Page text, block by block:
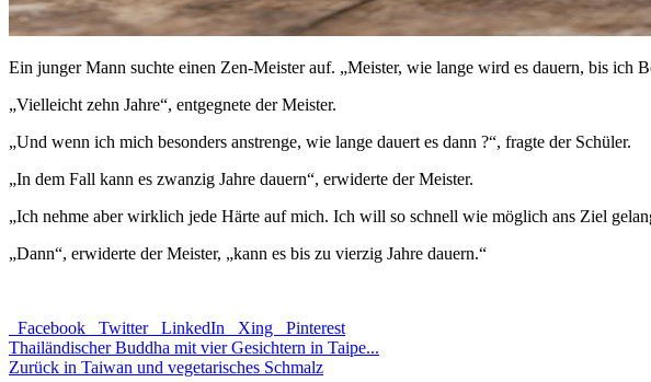
Ein junger Mann suchte einen Zen-Meister auf. „Meister, wie lange wird es dauern, bis ich
„Vielleicht zehn Jahre“, entgegnete der Meister.
„Und wenn ich mich besonders anstrenge, wie lange dauert es dann ?“, fragte der Schüler.
„In dem Fall kann es zwanzig Jahre dauern“, erwiderte der Meister.
„Ich nehme aber wirklich jede Härte auf mich. Ich will so schnell wie möglich ans Ziel
„Dann“, erwiderte der Meister, „kann es bis zu vierzig Jahre dauern.“
Facebook Twitter LinkedIn Xing
Pinterest
Thailändischer Buddha mit vier Gesichtern in Taipe...
Zurück in Taiwan und vegetarisches Schmalz